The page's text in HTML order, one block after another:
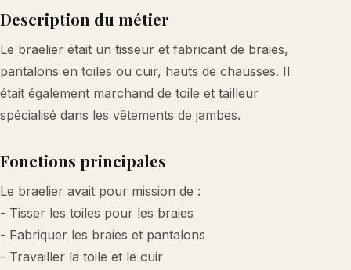
Description du métier
Le braelier était un tisseur et fabricant de braies,
pantalons en toiles ou cuir, hauts de chausses. Il
était également marchand de toile et tailleur
spécialisé dans les vêtements de jambes.
Fonctions principales
Le braelier avait pour mission de :
- Tisser les toiles pour les braies
- Fabriquer les braies et pantalons
- Travailler la toile et le cuir